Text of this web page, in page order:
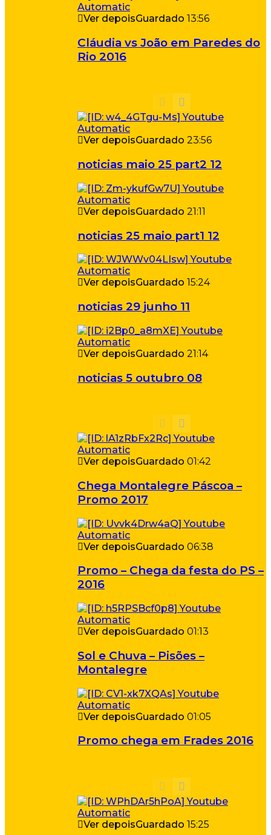
Ver depoisGuardado 13:56
Cláudia vs João em Paredes do
Rio 2016
Ver depoisGuardado 23:56
noticias maio 25 part2 12
Ver depoisGuardado 21:11
noticias 25 maio part1 12
Ver depoisGuardado 15:24
noticias 29 junho 11
Ver depoisGuardado 21:14
noticias 5 outubro 08
Ver depoisGuardado 01:42
Chega Montalegre Páscoa –
Promo 2017
Ver depoisGuardado 06:38
Promo – Chega da festa do PS –
2016
Ver depoisGuardado 01:13
Sol e Chuva – Pisões –
Montalegre
Ver depoisGuardado 01:05
Promo chega em Frades 2016
Ver depoisGuardado 15:25